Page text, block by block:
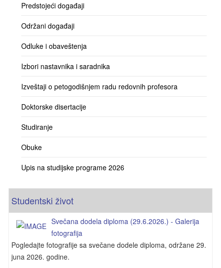
Predstojeći događaji
Održani događaji
Odluke i obaveštenja
Izbori nastavnika i saradnika
Izveštaji o petogodišnjem radu redovnih profesora
Doktorske disertacije
Studiranje
Obuke
Upis na studijske programe 2026
Studentski život
Svečana dodela diploma (29.6.2026.) - Galerija
fotografija
Pogledajte fotografije sa svečane dodele diploma, održane 29.
juna 2026. godine.